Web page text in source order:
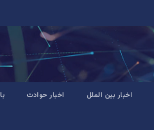
اخبار بین الملل اخبار حوادث